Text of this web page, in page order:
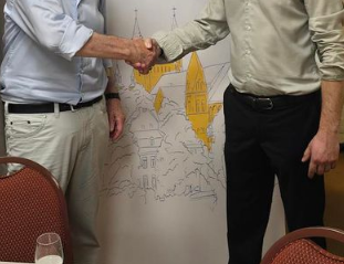
Nieuwe Voorzitter
Overdracht van het voorzitterschap op
de ledenvergadering van Jan Voorvelt
naar Noud Schaper.
Lees meer